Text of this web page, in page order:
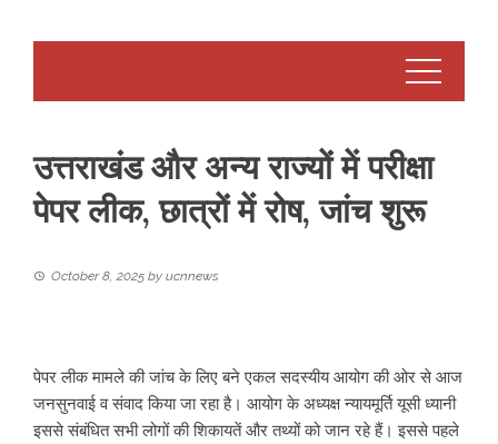
उत्तराखंड और अन्य राज्यों में परीक्षा
पेपर लीक, छात्रों में रोष, जांच शुरू
October 8, 2025 by ucnnews
पेपर लीक मामले की जांच के लिए बने एकल सदस्यीय आयोग की ओर से आज
जनसुनवाई व संवाद किया जा रहा है। आयोग के अध्यक्ष न्यायमूर्ति यूसी ध्यानी
इससे संबंधित सभी लोगों की शिकायतें और तथ्यों को जान रहे हैं। इससे पहले